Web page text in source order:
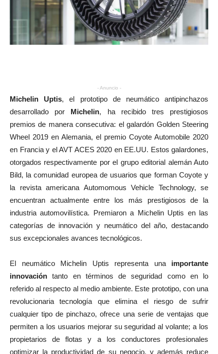
- Anuncio -
Michelin Uptis, el prototipo de neumático antipinchazos
desarrollado por
Michelin, ha recibido tres prestigiosos
premios de manera consecutiva: el galardón Golden Steering
Wheel 2019 en Alemania, el premio Coyote Automobile 2020
en Francia y el AVT ACES 2020 en EE.UU. Estos galardones,
otorgados respectivamente por el grupo editorial alemán Auto
Bild, la comunidad europea de usuarios que forman Coyote y
la revista americana Automomous Vehicle Technology, se
encuentran actualmente entre los más prestigiosos de la
industria automovilística. Premiaron a Michelin Uptis en las
categorías de innovación y neumático del año, destacando
sus excepcionales avances tecnológicos.
El neumático Michelin Uptis representa una importante
innovación tanto en términos de seguridad como en lo
referido al respecto al medio ambiente. Este prototipo, con una
revolucionaria tecnología que elimina el riesgo de sufrir
cualquier tipo de pinchazo, ofrece una serie de ventajas que
permiten a los usuarios mejorar su seguridad al volante; a los
propietarios de flotas y a los conductores profesionales
optimizar la productividad de su negocio, y además reduce